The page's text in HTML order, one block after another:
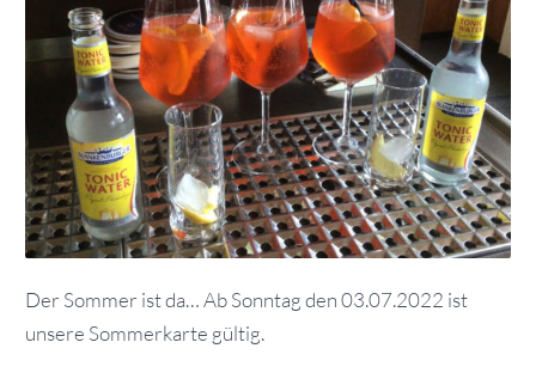
Der Sommer ist da… Ab Sonntag den 03.07.2022 ist
unsere Sommerkarte gültig.